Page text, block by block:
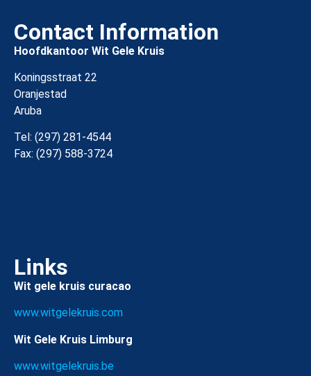
Contact Information
Hoofdkantoor Wit Gele Kruis
Koningsstraat 22
Oranjestad
Aruba
Tel: (297) 281-4544
Fax: (297) 588-3724
Links
Wit gele kruis curacao
www.witgelekruis.com
Wit Gele Kruis Limburg
www.witgelekruis.be